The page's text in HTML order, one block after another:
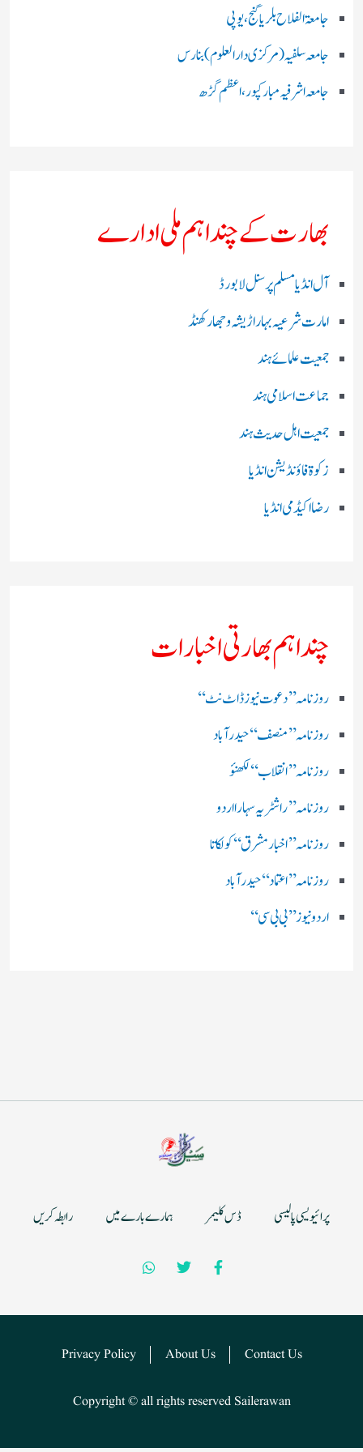
جامعۃ الفلاح بلریاگنج،یوپی
جامعہ سلفیہ(مرکزی دارالعلوم )بنارس
جامعہ اشرفیہ مبارکپور،اعظم گڑھ
بھارت کے چند اہم ملی ادارے
آل انڈیا مسلم پرسنل لا بورڈ
امارت شرعیہ بہار اڑیشہ و جھارکھنڈ
جمعیت علمائے ہند
جماعت اسلامی ہند
جمعیت اہل حدیث ہند
زکوۃ فاؤنڈیشن انڈیا
رضا اکیڈمی انڈیا
چند اہم بھارتی اخبارات
روز نامہ ’’ دعوت نیوز ڈاٹ نٹ‘‘
روزنامہ ’’ منصف‘‘ حیدر آباد
روزنامہ ’’ انقلاب‘‘ لکھنؤ
روز نامہ ’’راشٹریہ سہارا اردو
روزنامہ ’’اخبارمشرق‘‘ کولکاتا
روزنامہ ’’اعتماد‘‘ حیدرآباد
اردو نیوز ’’بی بی سی‘‘
پرائیویسی پالیسی ڈس کلیمر ہمارے بارے میں رابطہ کریں
Copyright © all rights reserved Sailerawan
Contact Us
About Us
Privacy Policy